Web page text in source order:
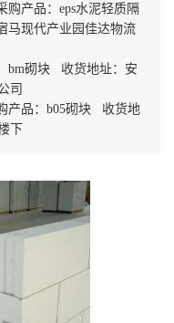
产品：eps水泥轻质隔
马现代产业园佳达物流
bm砌块 收货地址：安
司
产品：b05砌块 收货地
下